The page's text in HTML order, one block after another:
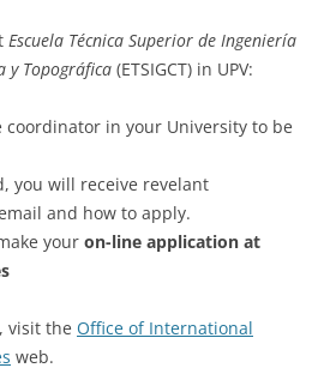
Escuela Técnica Superior de Ingeniería
y Topográfica (ETSIGCT) in UPV:
coordinator in your University to be
you will receive revelant
and how to apply.
your on-line application at
visit the Office of International
web.